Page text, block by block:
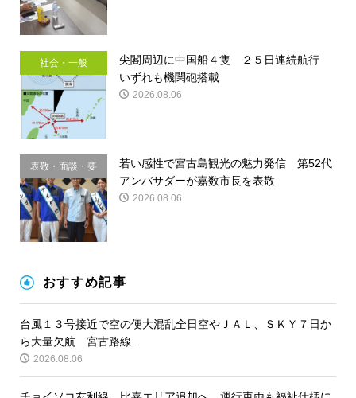
社会・一般
尖閣周辺に中国船４隻 ２５日連続航行
いずれも機関砲搭載
2026.08.06
表敬・面談・要
請
若い感性で宮古島観光の魅力発信 第52代
アンバサダーが嘉数市長を表敬
2026.08.06
おすすめ記事
台風１３号接近で空の便大混乱全日空やＪＡＬ、ＳＫＹ７日か
ら大量欠航 宮古路線...
2026.08.06